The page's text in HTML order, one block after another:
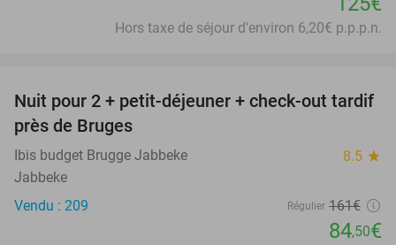
Hors taxe de séjour d'environ 6,20€ p.p.p.n.
48%
Nuit pour 2 + petit-déjeuner + check-out tardif
près de Bruges
Ibis budget Brugge Jabbeke 8.5 star
Jabbeke
Vendu : 209
Régulier 161€
84,50€